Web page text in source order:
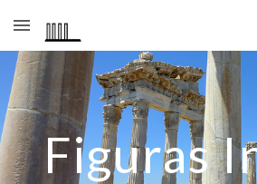
Skip to main content
Figuras